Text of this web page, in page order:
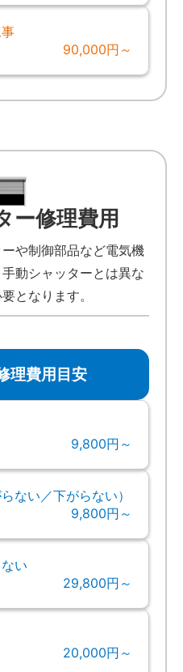
90,000円～
ー修理費用
や制御部品など電気機
動シャッターとは異な
となります。
理費用目安
9,800円～
ない／下がらない）
9,800円～
い
29,800円～
20,000円～